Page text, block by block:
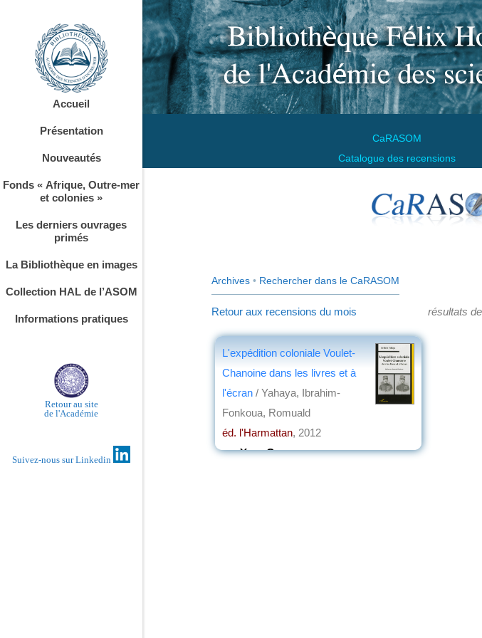
CaRASOM
Catalogue des recensions
Accueil
Présentation
Nouveautés
Fonds « Afrique, Outre-mer
et colonies »
Les derniers ouvrages
primés
La Bibliothèque en images
Collection HAL de l’ASOM
Informations pratiques
Retour au site
de l'Académie
Suivez-nous sur Linkedin
Archives • Rechercher dans le CaRASOM
Retour aux recensions du mois résultats
L'expédition coloniale Voulet-
Chanoine dans les livres et à
l'écran / Yahaya, Ibrahim-
Fonkoua, Romuald
éd. l'Harmattan, 2012
parYves Gazzo